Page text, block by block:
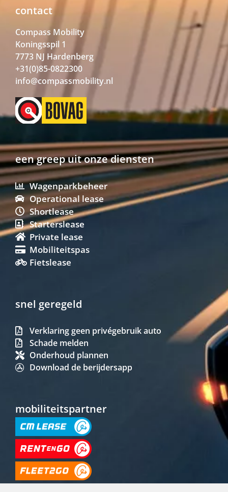
contact
Compass Mobility
Koningsspil 1
7773 NJ Hardenberg
+31(0)85-0822300
info@compassmobility.nl
een greep uit onze diensten
Wagenparkbeheer
Operational lease
Shortlease
Starterslease
Private lease
Mobiliteitspas
Fietslease
snel geregeld
Verklaring geen privégebruik auto
Schade melden
Onderhoud plannen
Download de berijdersapp
mobiliteitspartner